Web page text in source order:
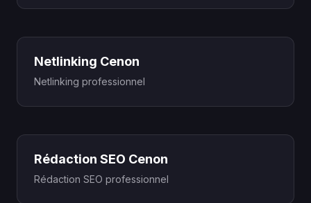
Netlinking Cenon
Netlinking professionnel
Rédaction SEO Cenon
Rédaction SEO professionnel